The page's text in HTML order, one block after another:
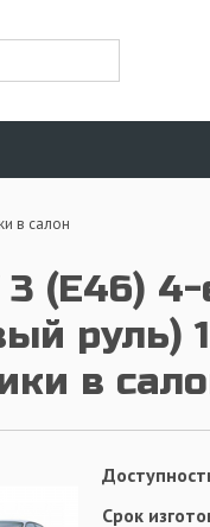
в салон
3 (E46)
руль)
в
Срок